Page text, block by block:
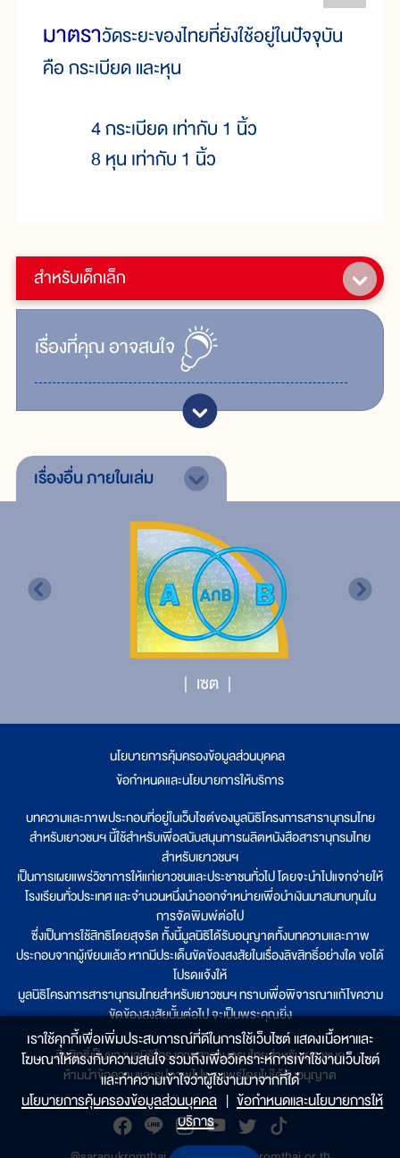
สำหรับเด็กเล็ก
เรื่ิองที่คุณอาจสนใจ
มาตราวัดระยะของไทยที่ยังใช้อยู่ในปัจจุบัน
คือ กระเบียด และหุน
4 กระเบียด เท่ากับ 1 นิ้ว
8 หุน เท่ากับ 1 นิ้ว
เรื่องอื่นภายในเล่ม
เซต
นโยบายการคุ้มครองข้อมูลส่วนบุคคล
ข้อกำหนดและนโยบายการให้บริการ
บทความและภาพประกอบที่อยู่ในเว็บไซต์ของมูลนิธิโครงการสารานุกรมไทย
สำหรับเยาวชนฯ นี้ใช้สำหรับเพื่อสนับสนุนการผลิตหนังสือสารานุกรมไทย
สำหรับเยาวชนฯ
เป็นการเผยแพร่วิชาการให้แก่เยาวชนและประชาชนทั่วไป โดยจะนำไปแจกจ่ายให้
โรงเรียนทั่วประเทศ และจำนวนหนึ่งนำออกจำหน่ายเพื่อนำเงินมาสมทบทุนใน
การจัดพิมพ์ต่อไป
ซึ่งเป็นการใช้สิทธิโดยสุจริต ทั้งนี้มูลนิธิได้รับอนุญาตทั้งบทความและภาพ
ประกอบจากผู้เขียนแล้ว หากมีประเด็นขัดข้องสงสัยในเรื่องลิขสิทธิ์อย่างใด ขอได้
โปรดแจ้งให้
มูลนิธิโครงการสารานุกรมไทยสำหรับเยาวชนฯ ทราบเพื่อพิจารณาแก้ไขความ
ขัดข้องสงสัยนั้นต่อไป จะเป็นพระคุณยิ่ง
ลิขสิทธิ์เป็นของมูลนิธิโครงการสารานุกรมไทยสำหรับเยาวชนฯ
ห้ามนำข้อความและรูปภาพไปเผยแพร่โดยไม่ได้รับอนุญาต
เราใช้คุกกี้เพื่อเพิ่มประสบการณ์ที่ดีในการใช้เว็บไซต์ แสดงเนื้อหาและ
โฆษณาให้ตรงกับความสนใจ รวมถึงเพื่อวิเคราะห์การเข้าใช้งานเว็บไซต์
และทำความเข้าใจว่าผู้ใช้งานมาจากที่ใด๋
นโยบายการคุ้มครองข้อมูลส่วนบุคคล | ข้อกำหนดและนโยบายการให้
บริการ